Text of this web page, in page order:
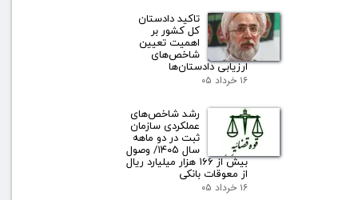
تاکید دادستان
کل کشور بر
اهمیت تعیین
شاخص‌های
ارزیابی دادستان‌ها
۱۶ خرداد ۰۵
رشد شاخص‌های
عملکردی سازمان
ثبت در دو ماهه
سال ۱۴۰۵/ وصول
بیش از ۱۶۶ هزار میلیارد ریال
از معوقات بانکی
۱۶ خرداد ۰۵